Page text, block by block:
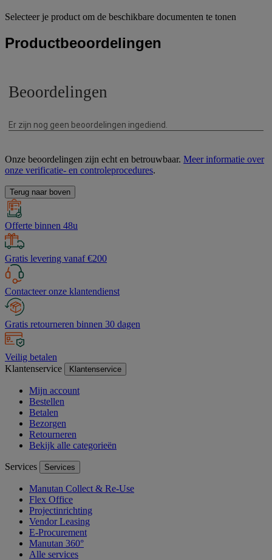
Selecteer je product om de beschikbare documenten te tonen
Productbeoordelingen
Onze beoordelingen zijn echt en betrouwbaar. Meer informatie over
onze verificatie- en controleprocedures.
Terug naar boven
Offerte binnen 48u
Gratis levering vanaf €200
Contacteer onze klantendienst
Gratis retourneren binnen 30 dagen
Veilig betalen
Klantenservice
Klantenservice
Mijn account
Bestellen
Betalen
Bezorgen
Retourneren
Bekijk alle categorieën
Services Services
Manutan Collect & Re-Use
Flex Office
Projectinrichting
Vendor Leasing
E-Procurement
Manutan 360°
Alle services